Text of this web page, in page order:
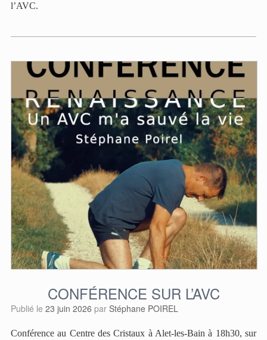
l’AVC.
CONFÉRENCE SUR L’AVC
Publié le 23 juin 2026 par Stéphane POIREL
Conférence au Centre des Cristaux à Alet-les-Bain à 18h30, sur